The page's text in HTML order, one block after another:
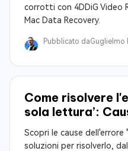
corrotti con 4DDiG Video
Mac Data Recovery.
Pubblicato daGuglielmo
Come risolvere
sola lettura’:
Scopri le cause dell'errore
soluzioni per risolverlo,